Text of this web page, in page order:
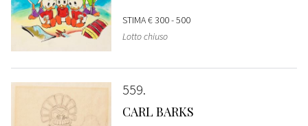
STIMA€ 300 - 500
Lotto chiuso
559
CARL BARKS